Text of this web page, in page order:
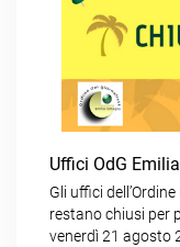
Uffici OdG
Gli uffici
restano chiusi per
venerdì 21 agosto